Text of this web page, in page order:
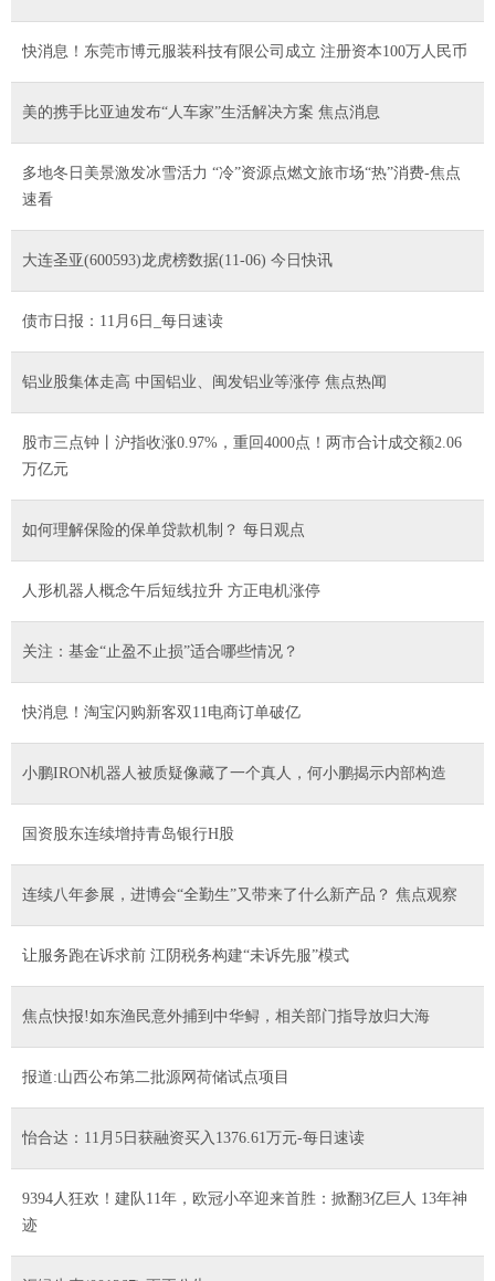
快消息！东莞市博元服装科技有限公司成立 注册资本100万人民币
美的携手比亚迪发布“人车家”生活解决方案 焦点消息
多地冬日美景激发冰雪活力 “冷”资源点燃文旅市场“热”消费-焦点
速看
大连圣亚(600593)龙虎榜数据(11-06) 今日快讯
债市日报：11月6日_每日速读
铝业股集体走高 中国铝业、闽发铝业等涨停 焦点热闻
股市三点钟丨沪指收涨0.97%，重回4000点！两市合计成交额2.06
万亿元
如何理解保险的保单贷款机制？ 每日观点
人形机器人概念午后短线拉升 方正电机涨停
关注：基金“止盈不止损”适合哪些情况？
快消息！淘宝闪购新客双11电商订单破亿
小鹏IRON机器人被质疑像藏了一个真人，何小鹏揭示内部构造
国资股东连续增持青岛银行H股
连续八年参展，进博会“全勤生”又带来了什么新产品？ 焦点观察
让服务跑在诉求前 江阴税务构建“未诉先服”模式
焦点快报!如东渔民意外捕到中华鲟，相关部门指导放归大海
报道:山西公布第二批源网荷储试点项目
怡合达：11月5日获融资买入1376.61万元-每日速读
9394人狂欢！建队11年，欧冠小卒迎来首胜：掀翻3亿巨人 13年神
迹